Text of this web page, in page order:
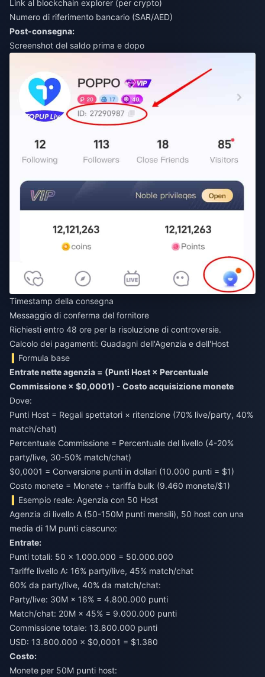
Link al blockchain explorer (per crypto)
Numero di riferimento bancario (SAR/AED)
Post-consegna:
Screenshot del saldo prima e dopo
Timestamp della consegna
Messaggio di conferma del fornitore
Richiesti entro 48 ore per la risoluzione di controversie.
Calcolo dei pagamenti: Guadagni dell'Agenzia e dell'Host
Formula base
Entrate nette agenzia = (Punti Host × Percentuale
Commissione × $0,0001) - Costo acquisizione monete
Dove:
Punti Host = Regali spettatori × ritenzione (70% live/party, 40%
match/chat)
Percentuale Commissione = Percentuale del livello (4-20%
party/live, 30-50% match/chat)
$0,0001 = Conversione punti in dollari (10.000 punti = $1)
Costo monete = Monete ÷ tariffa bulk (9.460 monete/$1)
Esempio reale: Agenzia con 50 Host
Agenzia di livello A (50-150M punti mensili), 50 host con una
media di 1M punti ciascuno:
Entrate:
Punti totali: 50 × 1.000.000 = 50.000.000
Tariffe livello A: 16% party/live, 45% match/chat
60% da party/live, 40% da match/chat:
Party/live: 30M × 16% = 4.800.000 punti
Match/chat: 20M × 45% = 9.000.000 punti
Commissione totale: 13.800.000 punti
USD: 13.800.000 × $0,0001 = $1.380
Costo:
Monete per 50M punti host: